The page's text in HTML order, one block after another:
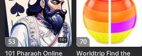
53 18+
101 Pharaoh Online
70
Worldtrip Find the